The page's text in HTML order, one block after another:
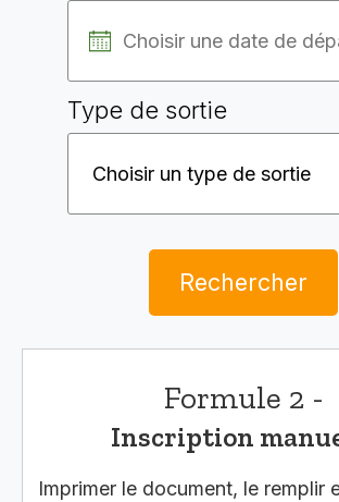
Type de sortie
Rechercher
Formule 2 -
Inscription
Imprimer le document, le remplir